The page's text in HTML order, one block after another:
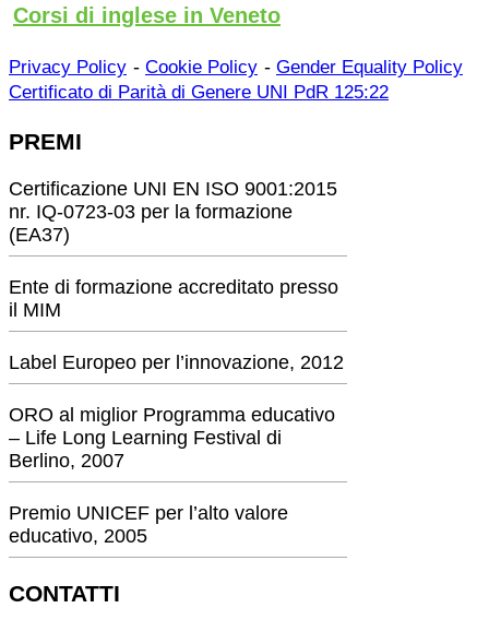
Corsi di inglese in Veneto
Privacy Policy - Cookie Policy - Gender Equality Policy
Certificato di Parità di Genere UNI PdR 125:22
PREMI
Certificazione UNI EN ISO 9001:2015
nr. IQ-0723-03 per la formazione
(EA37)
Ente di formazione accreditato presso
il MIM
Label Europeo per l’innovazione, 2012
ORO al miglior Programma educativo
– Life Long Learning Festival di
Berlino, 2007
Premio UNICEF per l’alto valore
educativo, 2005
CONTATTI